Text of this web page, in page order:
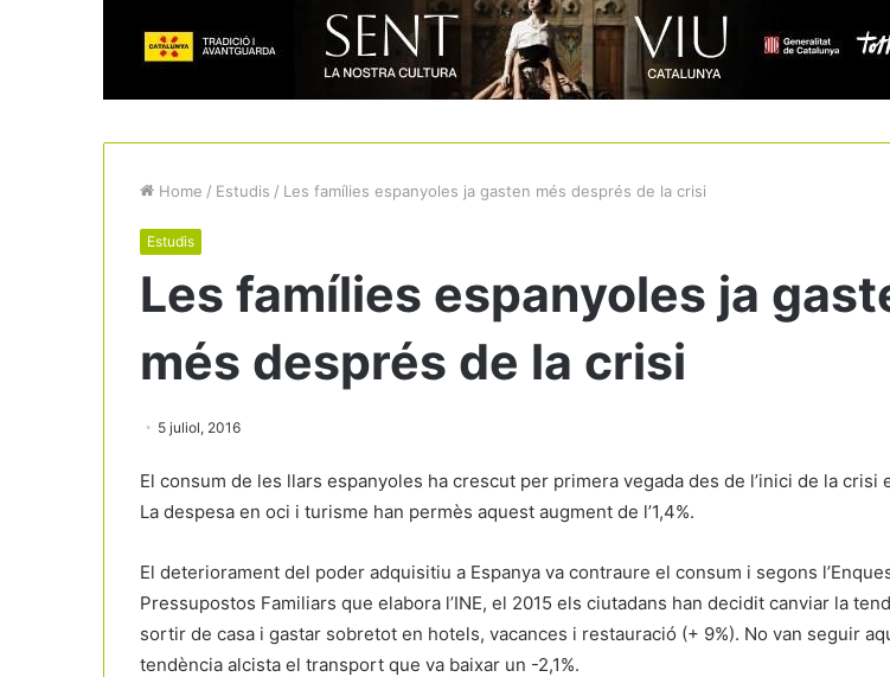
Home / Estudis / Les famílies espanyoles ja gasten més després de la crisi
Estudis
Les famílies espanyoles ja
més després de la crisi
5 juliol, 2016
El consum de les llars espanyoles ha crescut per primera vegada des de l’inici de la crisi
La despesa en oci i turisme han permès aquest augment de l’1,4%.
El deteriorament del poder adquisitiu a Espanya va contraure el consum i segons
Pressupostos Familiars que elabora l’INE, el 2015 els ciutadans han decidit canviar la
sortir de casa i gastar sobretot en hotels, vacances i restauració (+ 9%). No van seguir
tendència alcista el transport que va baixar un -2,1%.